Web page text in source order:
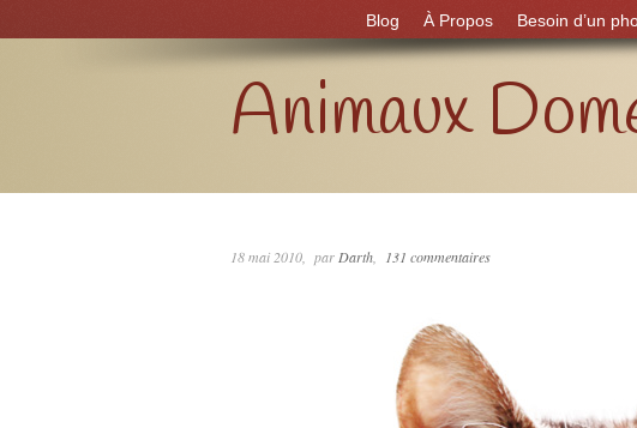
Aller à:
Blog À Propos Besoin d’un
Animaux
18 mai 2010 par Darth 131 commentaires